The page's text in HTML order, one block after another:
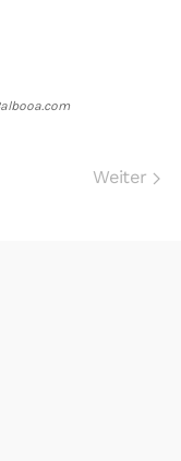
Weiter